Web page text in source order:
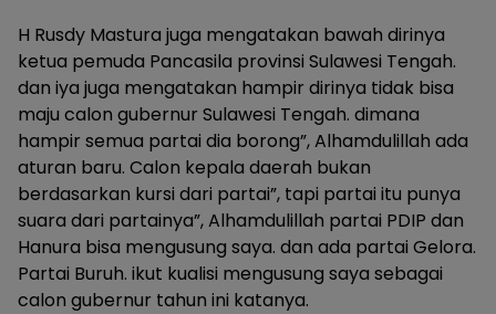
H Rusdy Mastura juga mengatakan bawah dirinya
ketua pemuda Pancasila provinsi Sulawesi Tengah.
dan iya juga mengatakan hampir dirinya tidak bisa
maju calon gubernur Sulawesi Tengah. dimana
hampir semua partai dia borong”, Alhamdulillah ada
aturan baru. Calon kepala daerah bukan
berdasarkan kursi dari partai”, tapi partai itu punya
suara dari partainya”, Alhamdulillah partai PDIP dan
Hanura bisa mengusung saya. dan ada partai Gelora.
Partai Buruh. ikut kualisi mengusung saya sebagai
calon gubernur tahun ini katanya.